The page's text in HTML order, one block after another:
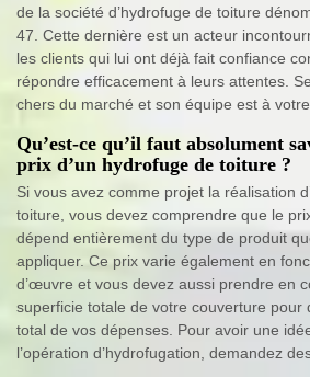
de la société d’hydrofuge de toiture
47. Cette dernière est un acteur
les clients qui lui ont déjà fait confiance
répondre efficacement à leurs attentes.
chers du marché et son équipe est à votre
Qu’est-ce qu’il faut absolument
prix d’un hydrofuge de toiture ?
Si vous avez comme projet la réalisation
toiture, vous devez comprendre que le
dépend entièrement du type de produit
appliquer. Ce prix varie également en
d’œuvre et vous devez aussi prendre en
superficie totale de votre couverture pour
total de vos dépenses. Pour avoir une
l’opération d’hydrofugation, demandez